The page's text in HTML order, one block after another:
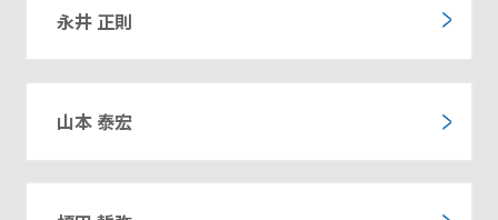
永井 正則
山本 泰宏